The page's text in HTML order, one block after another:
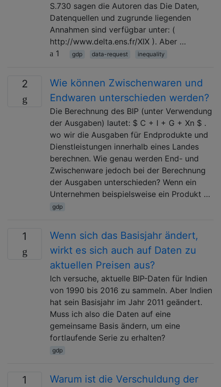
S.730 sagen die Autoren das Die Daten,
Datenquellen und zugrunde liegenden
Annahmen sind verfügbar unter: (
http://www.delta.ens.fr/XIX ). Aber …
1
gdp data-request inequality
2
Wie können Zwischenwaren und
Endwaren unterschieden werden?
Die Berechnung des BIP (unter Verwendung
der Ausgaben) lautet: $ C + I + G + Xn $ .
wo wir die Ausgaben für Endprodukte und
Dienstleistungen innerhalb eines Landes
berechnen. Wie genau werden End- und
Zwischenware jedoch bei der Berechnung
der Ausgaben unterschieden? Wenn ein
Unternehmen beispielsweise ein Produkt …
gdp
1
Wenn sich das Basisjahr ändert,
wirkt es sich auch auf Daten zu
aktuellen Preisen aus?
Ich versuche, aktuelle BIP-Daten für Indien
von 1990 bis 2016 zu sammeln. Aber Indien
hat sein Basisjahr im Jahr 2011 geändert.
Muss ich also die Daten auf eine
gemeinsame Basis ändern, um eine
fortlaufende Serie zu erhalten?
gdp
1
Warum ist die Verschuldung der